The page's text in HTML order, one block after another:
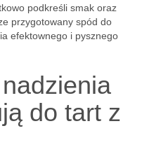
podkreśli smak oraz
przygotowany spód do
efektownego i pysznego
do tart z